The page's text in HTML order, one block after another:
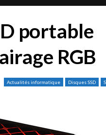
portable
RGB
Actualités informatique Disques SSD